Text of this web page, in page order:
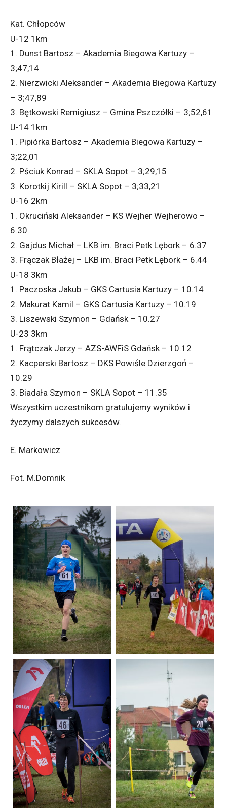
Kat. Chłopców
U-12 1km
1. Dunst Bartosz – Akademia Biegowa Kartuzy –
3;47,14
2. Nierzwicki Aleksander – Akademia Biegowa Kartuzy
– 3;47,89
3. Bętkowski Remigiusz – Gmina Pszczółki – 3;52,61
U-14 1km
1. Pipiórka Bartosz – Akademia Biegowa Kartuzy –
3;22,01
2. Pściuk Konrad – SKLA Sopot – 3;29,15
3. Korotkij Kirill – SKLA Sopot – 3;33,21
U-16 2km
1. Okruciński Aleksander – KS Wejher Wejherowo –
6.30
2. Gajdus Michał – LKB im. Braci Petk Lębork – 6.37
3. Frączak Błażej – LKB im. Braci Petk Lębork – 6.44
U-18 3km
1. Paczoska Jakub – GKS Cartusia Kartuzy – 10.14
2. Makurat Kamil – GKS Cartusia Kartuzy – 10.19
3. Liszewski Szymon – Gdańsk – 10.27
U-23 3km
1. Frątczak Jerzy – AZS-AWFiS Gdańsk – 10.12
2. Kacperski Bartosz – DKS Powiśle Dzierzgoń –
10.29
3. Biadała Szymon – SKLA Sopot – 11.35
Wszystkim uczestnikom gratulujemy wyników i
życzymy dalszych sukcesów.
E. Markowicz
Fot. M.Domnik